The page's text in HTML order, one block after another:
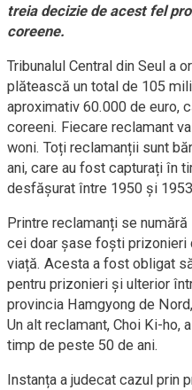
treia decizie de acest fel
coreene.
Tribunalul Central din Seul a
plătească un total de 105
aproximativ 60.000 de euro,
coreeni. Fiecare reclamant
woni. Toți reclamanții sunt
ani, care au fost capturați în
desfășurat între 1950 și
Printre reclamanți se numără
cei doar șase foști
viață. Acesta a fost obligat
pentru prizonieri și ulterior
provincia Hamgyong de
Un alt reclamant, Choi Ki-
timp de peste 50 de ani.
Instanța a judecat cazul prin